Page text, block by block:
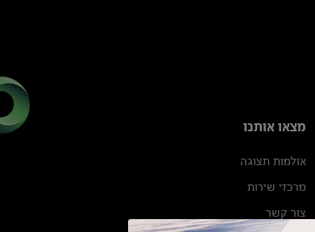
מצאו אותנו
אולמות תצוגה
מרכזי שירות
צור קשר